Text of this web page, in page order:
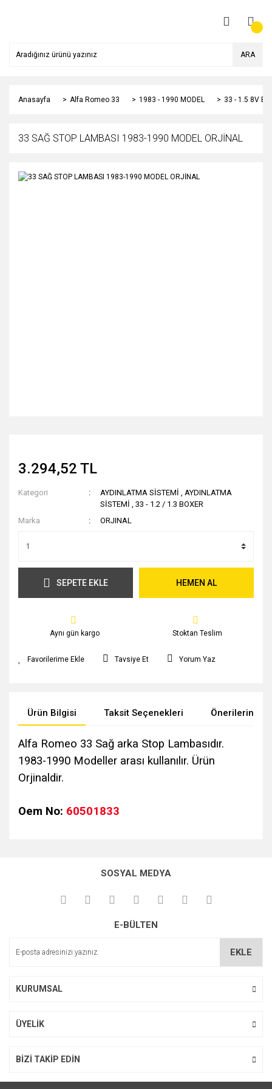
ARA
Anasayfa Alfa Romeo 33 1983 - 1990 MODEL 33 - 1.5 8V
33 SAĞ STOP LAMBASI 1983-1990 MODEL ORJİNAL
3.294,52 TL
Kategori AYDINLATMA SİSTEMİ ,AYDINLATMA
SİSTEMİ ,33 - 1.2 / 1.3 BOXER
Marka
ORJINAL
SEPETE EKLE HEMEN AL
Aynı gün kargo Stoktan Teslim
Tavsiye Et Yorum Yaz
Ürün Bilgisi Taksit Seçenekleri Önerileriniz
Alfa Romeo 33 Sağ arka Stop Lambasıdır.
1983-1990 Modeller arası kullanılır. Ürün
Orjinaldir.
Oem No: 60501833
kullanarak tarafımıza iletebilirsiniz.
Görüş ve önerileriniz için teşekkür ederiz.
Ürün açıklamasında eksik bilgiler bulunuyor.
SOSYAL MEDYA
E-BÜLTEN
EKLE
KURUMSAL
ÜYELİK
BİZİ TAKİP EDİN